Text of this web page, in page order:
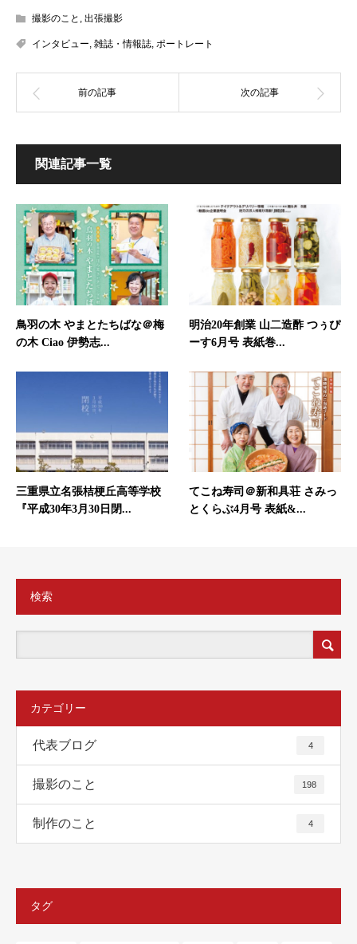
撮影のこと , 出張撮影
インタビュー, 雑誌・情報誌, ポートレート
関連記事一覧
鳥羽の木 やまとたちばな＠梅
の木 Ciao 伊勢志...
明治20年創業 山二造酢 つぅぴ
ーす6月号 表紙巻...
三重県立名張桔梗丘高等学校
『平成30年3月30日閉...
てこね寿司＠新和具荘 さみっ
とくらぶ4月号 表紙&...
検索
カテゴリー
代表ブログ 4
撮影のこと 198
制作のこと 4
タグ